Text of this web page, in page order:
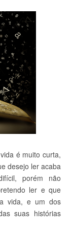
é muito curta,
desejo ler acaba
porém não
ler e que
vida, e um dos
suas histórias